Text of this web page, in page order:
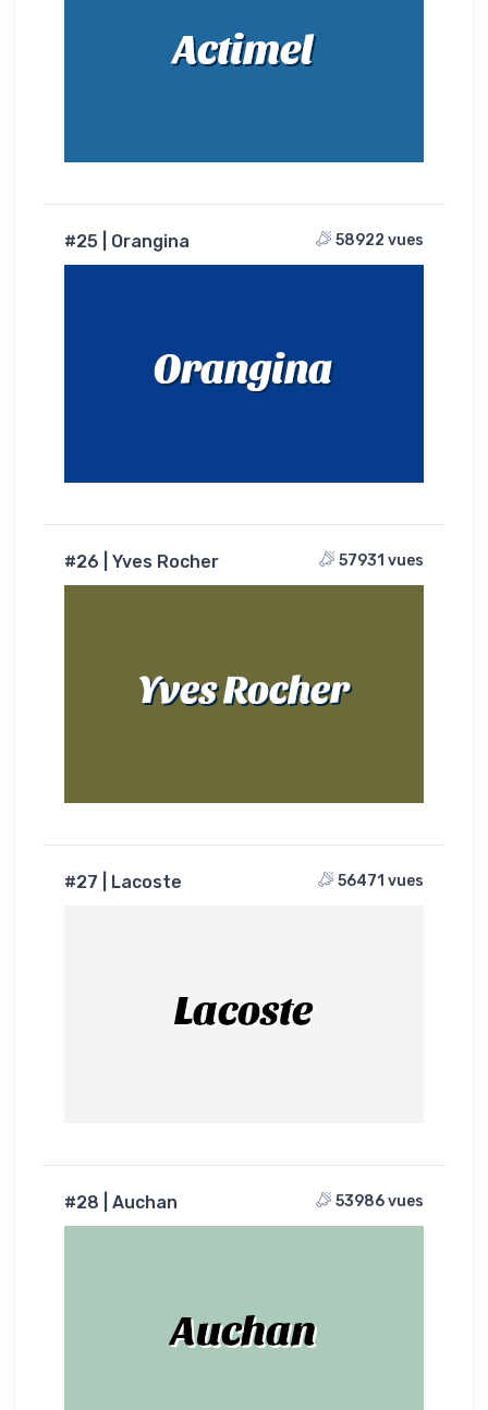
Actimel
#25 | Orangina 58922 vues
Orangina
#26 | Yves Rocher 57931 vues
Yves Rocher
#27 | Lacoste 56471 vues
Lacoste
#28 | Auchan 53986 vues
Auchan